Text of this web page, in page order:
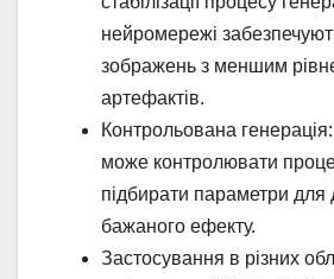
нейромережі
зображень з меншим
артефактів.
Контрольована
може контролювати
підбирати параметри для
бажаного ефекту.
Застосування в різних